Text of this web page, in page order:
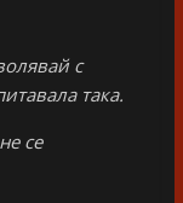
с
така.
се